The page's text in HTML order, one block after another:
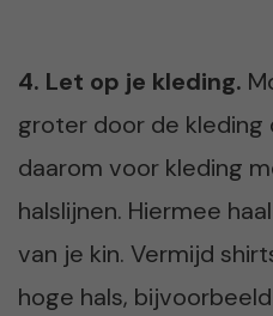
4. Let op je kleding.
groter door de kleding
daarom voor kleding
halslijnen. Hiermee
van je kin. Vermijd
hoge hals,